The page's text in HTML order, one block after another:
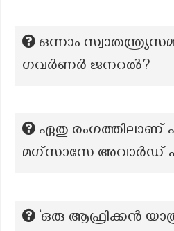
ഒന്നാം
ഗവർണർ ജനറൽ?
ഏതു രംഗത്തിലാണ്
മഗ്‌സാസേ അവാർഡ്
‘ഒരു ആഫ്രിക്കൻ